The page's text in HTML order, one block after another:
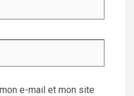
e-mail et mon site